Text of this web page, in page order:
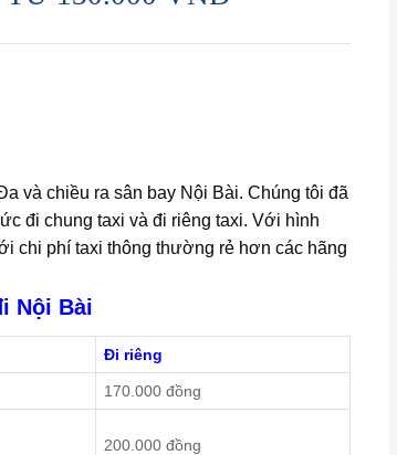
và chiều ra sân bay Nội Bài. Chúng tôi đã
đi chung taxi và đi riêng taxi. Với hình
chi phí taxi thông thường rẻ hơn các hãng
Nội Bài
Đi riêng
170.000 đồng
200.000 đồng